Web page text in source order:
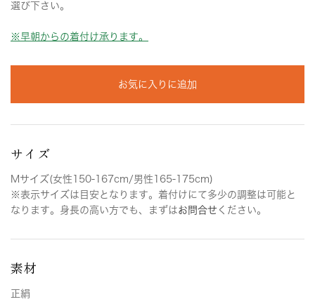
選び下さい。
※早朝からの着付け承ります。
お気に入りに追加
サイズ
Mサイズ(女性150-167cm/男性165-175cm)
※表示サイズは目安となります。着付けにて多少の調整は可能と
なります。身長の高い方でも、まずはお問合せ ください。
素材
正絹